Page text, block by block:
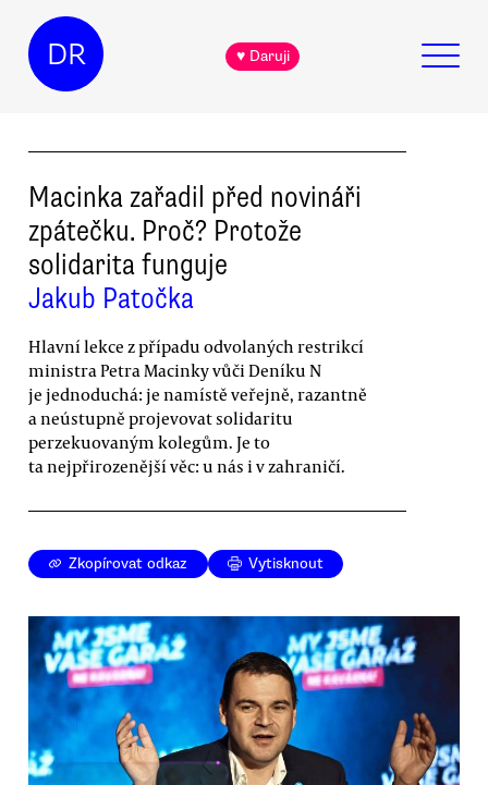
DR ♥ Daruji
Macinka zařadil před novináři
zpátečku. Proč? Protože
solidarita funguje
Jakub Patočka
Hlavní lekce z případu odvolaných restrikcí
ministra Petra Macinky vůči Deníku N
je jednoduchá: je namístě veřejně, razantně
a neústupně projevovat solidaritu
perzekuovaným kolegům. Je to
ta nejpřirozenější věc: u nás i v zahraničí.
Zkopírovat odkaz Vytisknout